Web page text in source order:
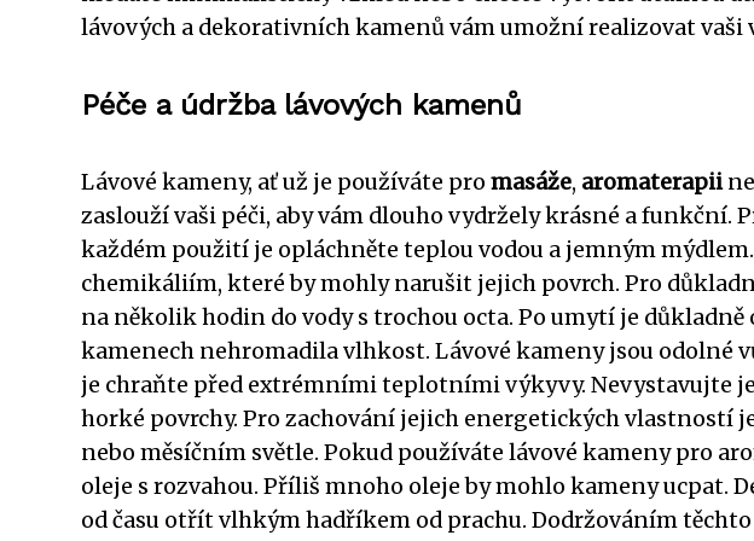
lávových a dekorativních kamenů vám umožní realizovat vaši
Péče a údržba lávových kamenů
Lávové kameny, ať už je používáte pro masáže, aromaterapii
zaslouží vaši péči, aby vám dlouho vydržely krásné a funkční.
každém použití je opláchněte teplou vodou a jemným
chemikáliím, které by mohly narušit jejich povrch. Pro
na několik hodin do vody s trochou octa. Po umytí je důkladně
kamenech nehromadila vlhkost. Lávové kameny jsou odolné
je chraňte před extrémními teplotními výkyvy. Nevystavujte
horké povrchy. Pro zachování jejich energetických vlastností
nebo měsíčním světle. Pokud používáte lávové kameny pro
oleje s rozvahou. Příliš mnoho oleje by mohlo kameny ucpat.
od času otřít vlhkým hadříkem od prachu. Dodržováním